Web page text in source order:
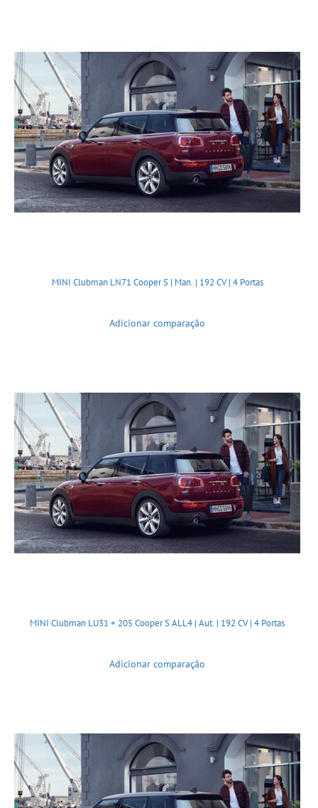
MINI Clubman LN71 Cooper S | Man. | 192 CV | 4 Portas
Adicionar comparação
MINI Clubman LU31 + 205 Cooper S ALL4 | Aut. | 192 CV | 4 Portas
Adicionar comparação